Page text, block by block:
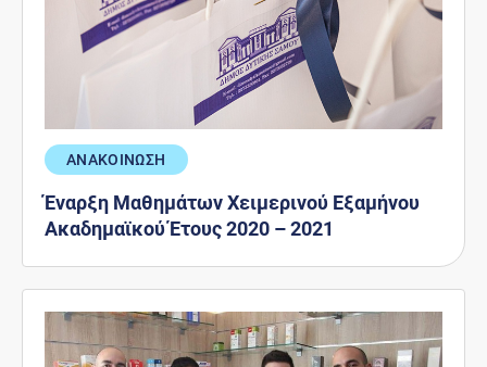
ΑΝΑΚΟΙΝΩΣΗ
Έναρξη Μαθημάτων Χειμερινού Εξαμήνου
Ακαδημαϊκού Έτους 2020 – 2021